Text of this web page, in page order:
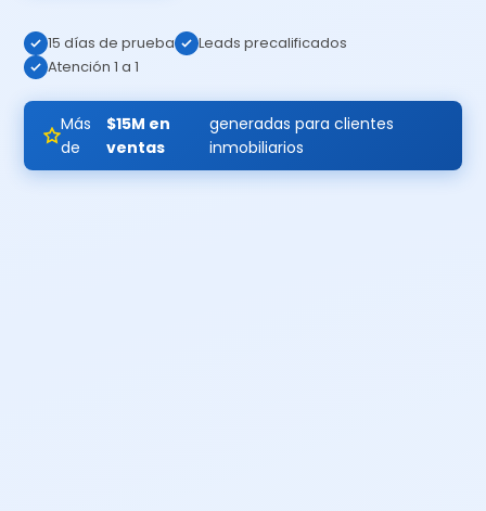
15 días de prueba
Leads precalificados
Atención 1 a 1
Más
de
$15M en
ventas
generadas para clientes
inmobiliarios